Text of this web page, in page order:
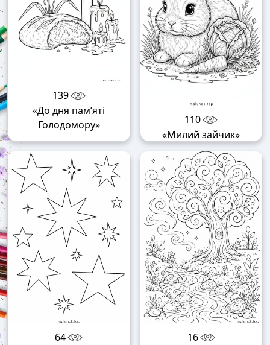
139
«До дня пам’яті
Голодомору»
110
«Милий зайчик»
64
16